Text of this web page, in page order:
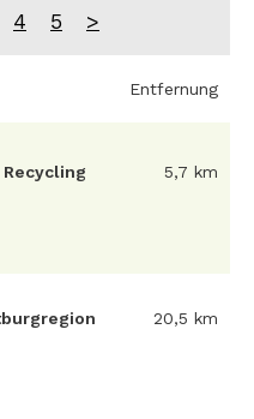
4 5 >
Entfernung
5,7 km
20,5 km